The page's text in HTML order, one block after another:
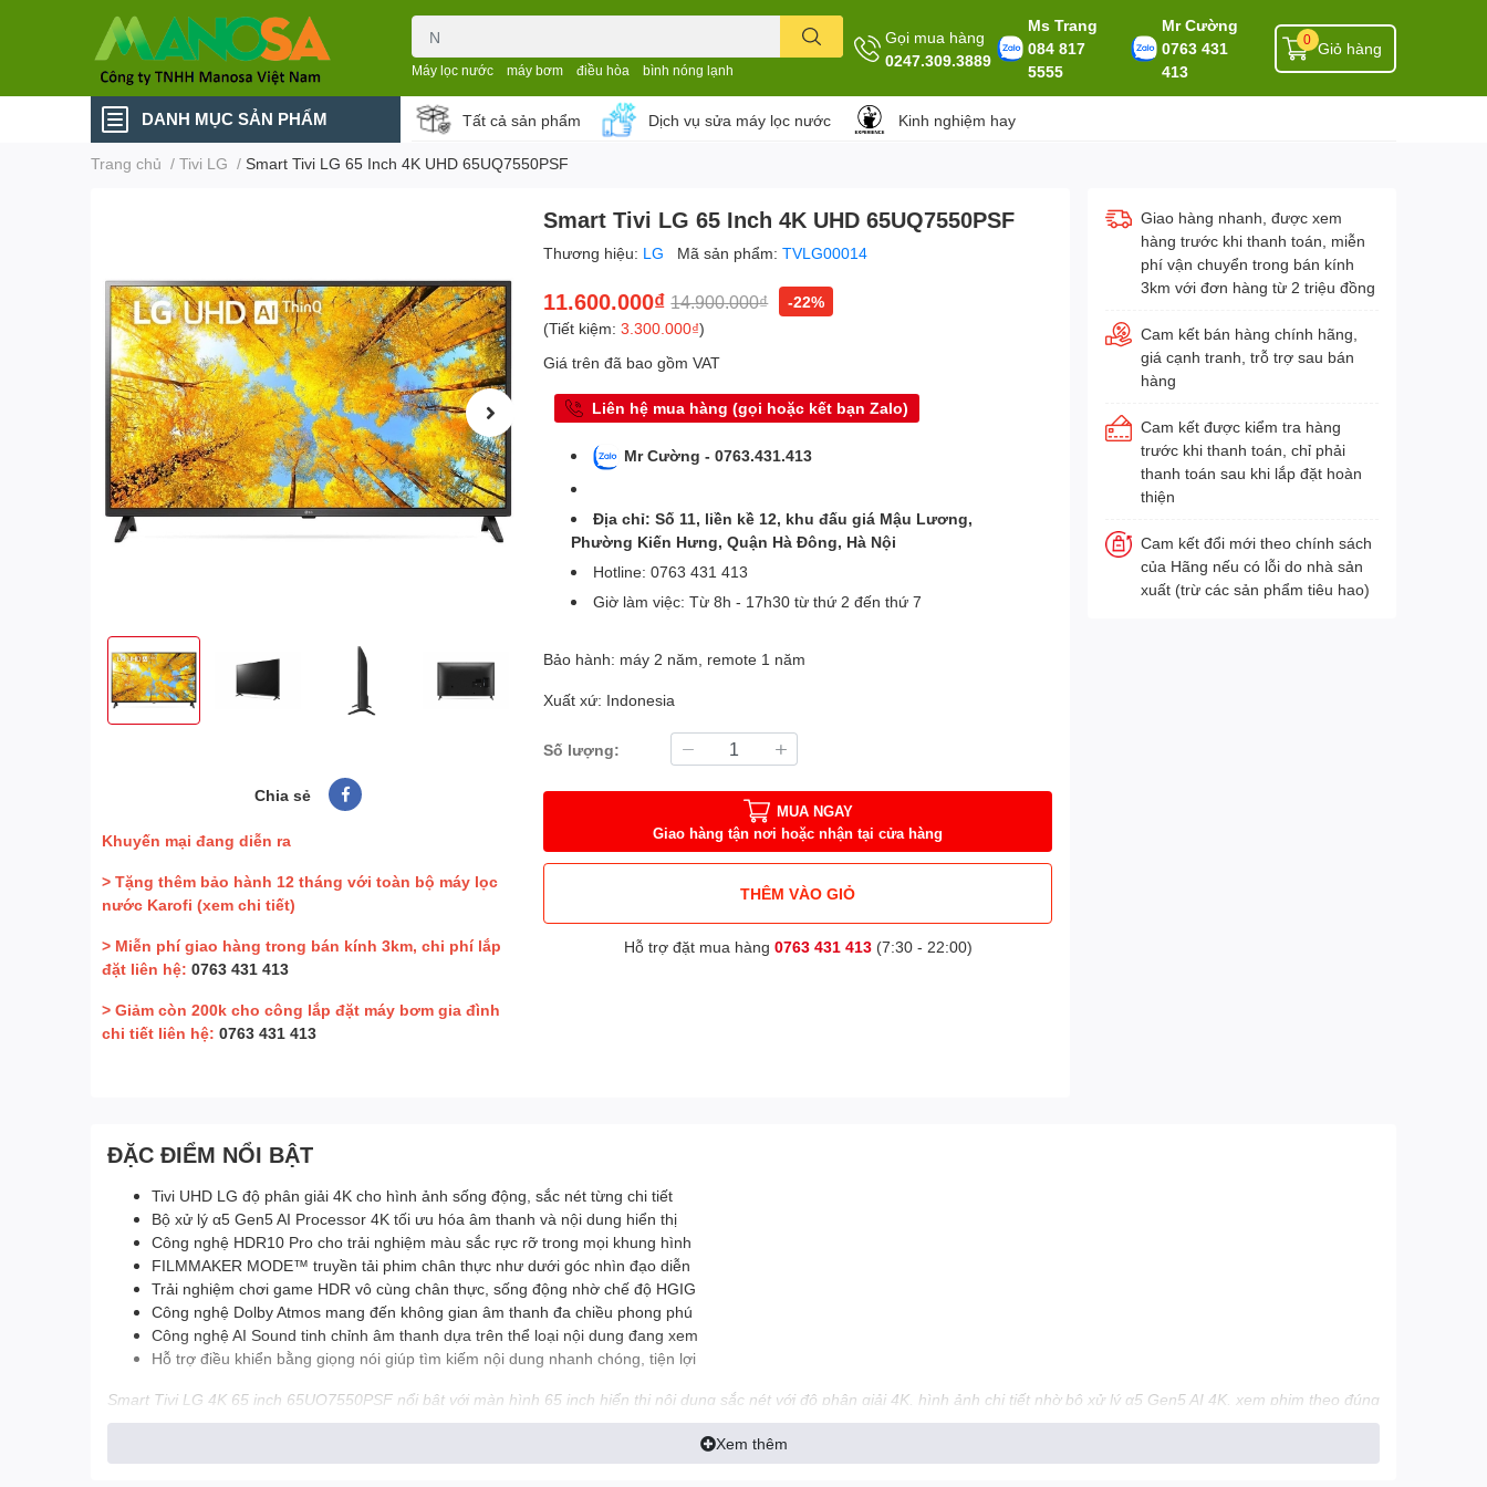
Máy lọc nước máy bơm điều hòa bình nóng lạnh
Gọi mua hàng
0247.309.3889
Ms Trang
084 817
5555
Mr Cường
0763 431
413
Giỏ hàng
0
DANH MỤC SẢN PHẨM Tất cả sản phẩm Dịch vụ sửa máy lọc nước Kinh nghiệm hay
Trang chủ / Tivi LG / Smart Tivi LG 65 Inch 4K UHD 65UQ7550PSF
Chia sẻ
Khuyến mại đang diễn ra
> Tặng thêm bảo hành 12 tháng với toàn bộ máy lọc
nước Karofi (xem chi tiết)
> Miễn phí giao hàng trong bán kính 3km, chi phí lắp
đặt liên hệ: 0763 431 413
> Giảm còn 200k cho công lắp đặt máy bơm gia đình
chi tiết liên hệ: 0763 431 413
Smart Tivi LG 65 Inch 4K UHD 65UQ7550PSF
Thương hiệu: LG Mã sản phẩm:TVLG00014
11.600.000₫ 14.900.000₫
-22%
(Tiết kiệm:3.300.000₫)
Giá trên đã bao gồm VAT
Liên hệ mua hàng (gọi hoặc kết bạn Zalo)
Mr Cường - 0763.431.413
Địa chỉ: Số 11, liền kề 12, khu đấu giá Mậu Lương,
Phường Kiến Hưng, Quận Hà Đông, Hà Nội
Hotline: 0763 431 413
Giờ làm việc: Từ 8h - 17h30 từ thứ 2 đến thứ 7
Bảo hành: máy 2 năm, remote 1 năm
Xuất xứ: Indonesia
Số lượng:
MUA NGAY
Giao hàng tận nơi hoặc nhận tại cửa hàng
THÊM VÀO GIỎ
Hỗ trợ đặt mua hàng 0763 431 413(7:30 - 22:00)
Giao hàng nhanh, được xem
hàng trước khi thanh toán, miễn
phí vận chuyển trong bán kính
3km với đơn hàng từ 2 triệu đồng
Cam kết bán hàng chính hãng,
giá cạnh tranh, trỗ trợ sau bán
hàng
Cam kết được kiểm tra hàng
trước khi thanh toán, chỉ phải
thanh toán sau khi lắp đặt hoàn
thiện
Cam kết đổi mới theo chính sách
của Hãng nếu có lỗi do nhà sản
xuất (trừ các sản phẩm tiêu hao)
ĐẶC ĐIỂM NỔI BẬT
Tivi UHD LG độ phân giải 4K cho hình ảnh sống động, sắc nét từng chi tiết
Bộ xử lý α5 Gen5 AI Processor 4K tối ưu hóa âm thanh và nội dung hiển thị
Công nghệ HDR10 Pro cho trải nghiệm màu sắc rực rỡ trong mọi khung hình
FILMMAKER MODE™ truyền tải phim chân thực như dưới góc nhìn đạo diễn
Trải nghiệm chơi game HDR vô cùng chân thực, sống động nhờ chế độ HGIG
Công nghệ Dolby Atmos mang đến không gian âm thanh đa chiều phong phú
Công nghệ AI Sound tinh chỉnh âm thanh dựa trên thể loại nội dung đang xem
Hỗ trợ điều khiển bằng giọng nói giúp tìm kiếm nội dung nhanh chóng, tiện lợi
Smart Tivi LG 4K 65 inch 65UQ7550PSF nổi bật với màn hình 65 inch hiển thị nội dung sắc nét với độ phân giải 4K, hình ảnh chi tiết nhờ bộ xử lý α5 Gen5 AI 4K, xem phim theo đúng
ý đồ của đạo diễn với chế độ FilmMaker Mode, âm thanh sống động cùng công nghệ AI Sound, tích hợp Magic Remote và AI ThinQ tìm kiếm bằng giọng nói tiếng Việt đơn giản.
Tổng quan thiết kế
Xem thêm